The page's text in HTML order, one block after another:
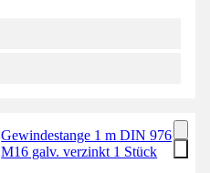
Gewindestange 1 m DIN 976
M16 galv. verzinkt 1 Stück